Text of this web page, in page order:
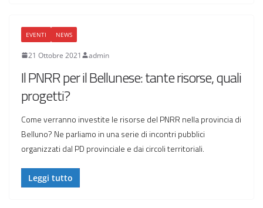
EVENTI NEWS
21 Ottobre 2021 admin
Il PNRR per il Bellunese: tante risorse, quali
progetti?
Come verranno investite le risorse del PNRR nella provincia di
Belluno? Ne parliamo in una serie di incontri pubblici
organizzati dal PD provinciale e dai circoli territoriali.
Leggi tutto